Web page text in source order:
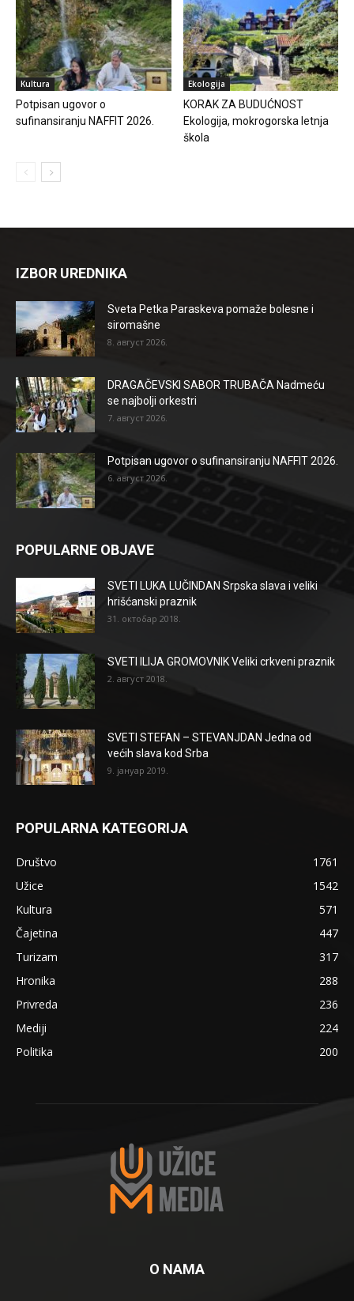
Kultura
Potpisan ugovor o
sufinansiranju NAFFIT 2026.
Ekologija
KORAK ZA BUDUĆNOST
Ekologija, mokrogorska letnja
škola
IZBOR UREDNIKA
Sveta Petka Paraskeva pomaže bolesne i
siromašne
8. август 2026.
DRAGAČEVSKI SABOR TRUBAČA Nadmeću
se najbolji orkestri
7. август 2026.
Potpisan ugovor o sufinansiranju NAFFIT 2026.
6. август 2026.
POPULARNE OBJAVE
SVETI LUKA LUČINDAN Srpska slava i veliki
hrišćanski praznik
31. октобар 2018.
SVETI ILIJA GROMOVNIK Veliki crkveni praznik
2. август 2018.
SVETI STEFAN – STEVANJDAN Jedna od
većih slava kod Srba
9. јануар 2019.
POPULARNA KATEGORIJA
Društvo
1761
Užice
1542
Kultura
571
Čajetina
447
Turizam
317
Hronika
288
Privreda
236
Mediji
224
Politika
200
O NAMA